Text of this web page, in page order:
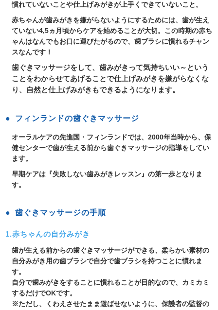
慣れていないことや仕上げみがきが上手くできていないこと。
赤ちゃんが歯みがきを嫌がらないようにするためには、歯が生え
ていない4,5ヵ月頃からケアを始めることが大切。この時期の赤ち
ゃんはなんでもお口に運びたがるので、歯ブラシに慣れるチャン
スなんです！
歯ぐきマッサージをして、歯みがきって気持ちいい～という
ことをわからせてあげることで仕上げみがきを嫌がらなくな
り、自然と仕上げみがきもできるようになります。
フィンランドの歯ぐきマッサージ
オーラルケアの先進国・フィンランドでは、2000年当時から、保
健センターで歯が生える前から歯ぐきマッサージの指導をしてい
ます。
早期ケアは『失敗しない歯みがきレッスン』の第一歩となりま
す。
歯ぐきマッサージの手順
1.赤ちゃんの自分みがき
歯が生える前からの歯ぐきマッサージができる、柔らかい素材の
自分みがき用の歯ブラシで自分で歯ブラシを持つことに慣れま
す。
自分で歯みがきをすることに慣れることが目的なので、カミカミ
するだけでOKです。
※ただし、くわえさせたまま遊ばせないように、保護者の監督の